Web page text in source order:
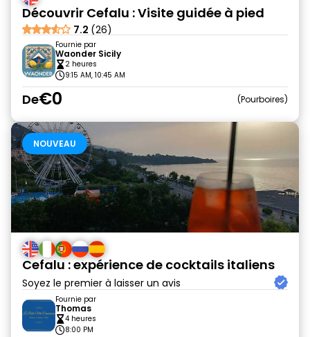
Découvrir Cefalu : Visite guidée à pied
7.2 (26)
Fournie par
Waonder Sicily
2 heures
9:15 AM, 10:45 AM
De€0 Pourboires
NOUVEAU
Cefalu : expérience de cocktails italiens
Soyez le premier à laisser un avis
Fournie par
Thomas
4 heures
8:00 PM